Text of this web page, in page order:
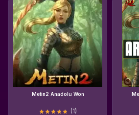
Metin2 Anadolu Won
(1)